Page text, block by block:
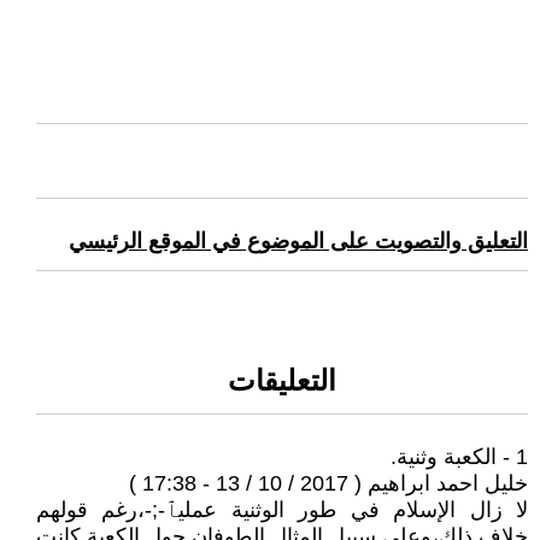
التعليق والتصويت على الموضوع في الموقع الرئيسي
التعليقات
1 - الكعبة وثنية.
خليل احمد ابراهيم ( 2017 / 10 / 13 - 17:38 )
لا زال الإسلام في طور الوثنية عمليٱ-;-،رغم قولهم